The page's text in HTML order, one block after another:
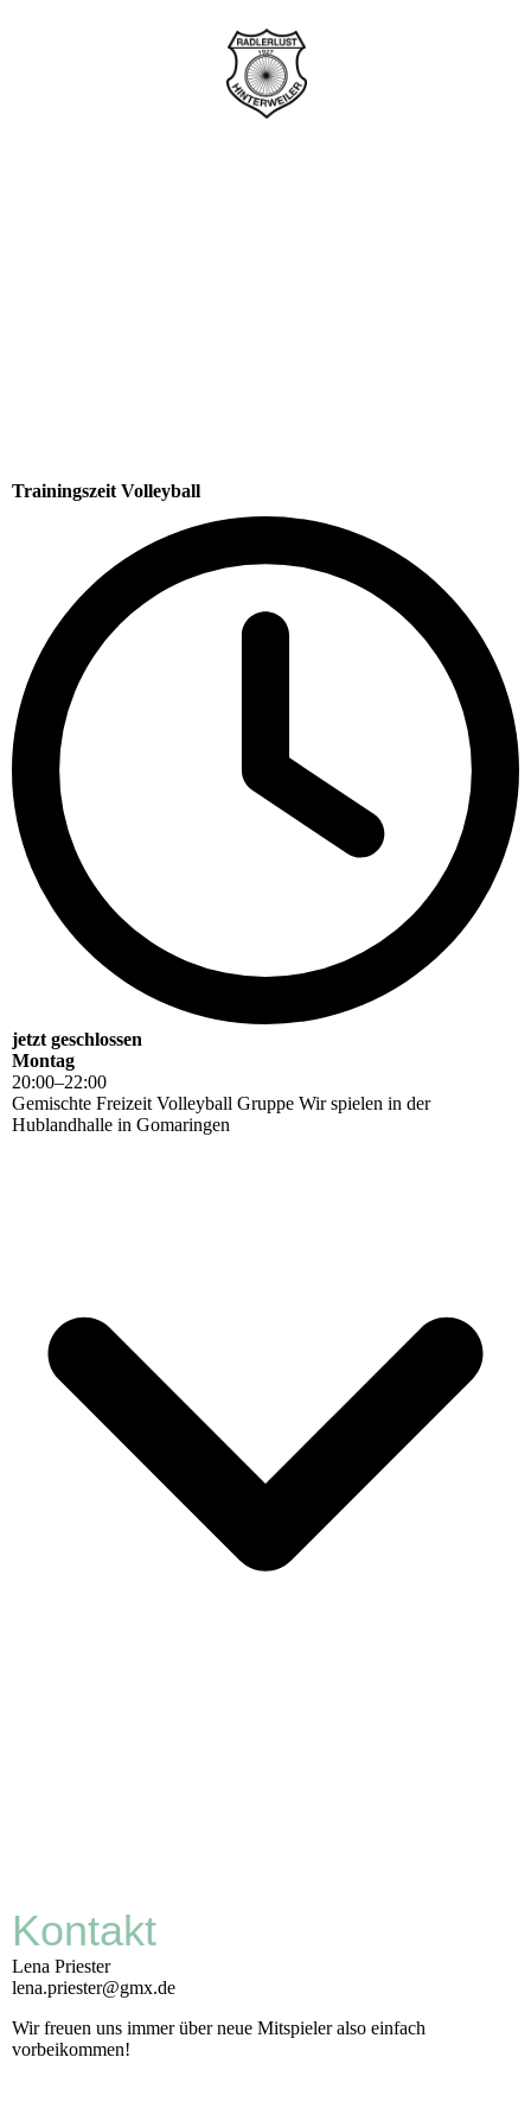
Trainingszeit Volleyball
jetzt geschlossen
Montag
20:00–22:00
Gemischte Freizeit Volleyball Gruppe Wir spielen in der
Hublandhalle in Gomaringen
Kontakt
Lena Priester
lena.priester@gmx.de
Wir freuen uns immer über neue Mitspieler also einfach
vorbeikommen!